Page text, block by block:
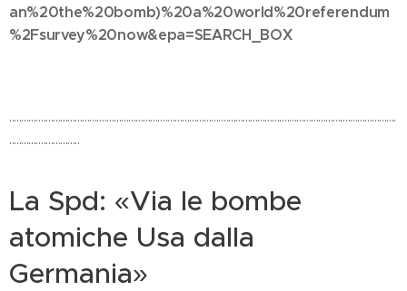
an%20the%20bomb)%20a%20world%20referendum
%2Fsurvey%20now&epa=SEARCH_BOX
...............................................................................................................................................................
.............................
La Spd: «Via le bombe
atomiche Usa dalla
Germania»